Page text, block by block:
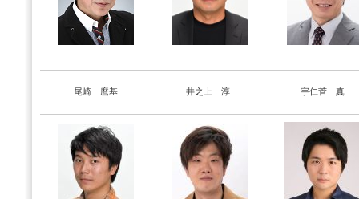
尾崎 麿基 井之上 淳 宇仁菅 真